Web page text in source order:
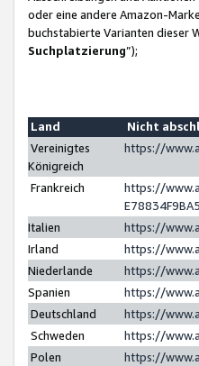
oder eine andere Amazon-
buchstabierte Varianten dieser
Suchplatzierung”);
Land
Nicht
Vereinigtes
Königreich
https://
Frankreich
https://
Italien
https://
Irland
https://
Niederlande
https://
Spanien
https://
Deutschland
https://
Schweden
https://
Polen
https://